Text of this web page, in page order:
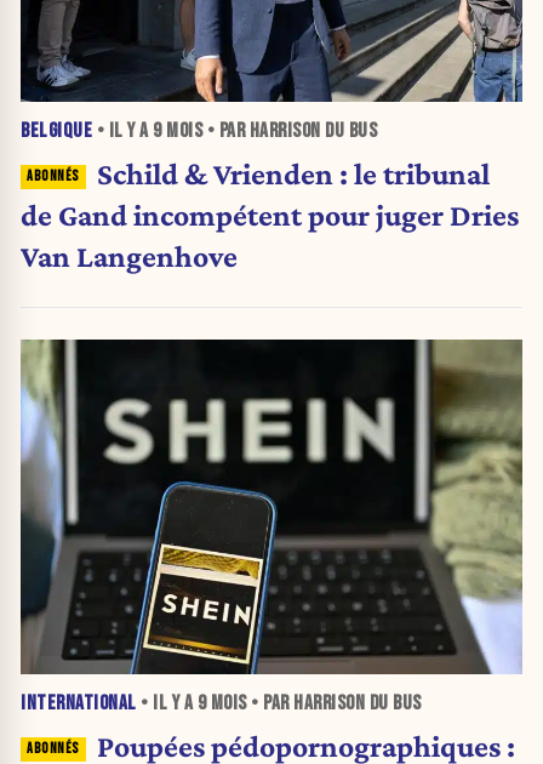
BELGIQUE • IL Y A 9 MOIS• PAR HARRISON DU BUS
Schild & Vrienden : le tribunal
de Gand incompétent pour juger Dries
Van Langenhove
INTERNATIONAL • IL Y A 9 MOIS• PAR HARRISON DU BUS
Poupées pédopornographiques :